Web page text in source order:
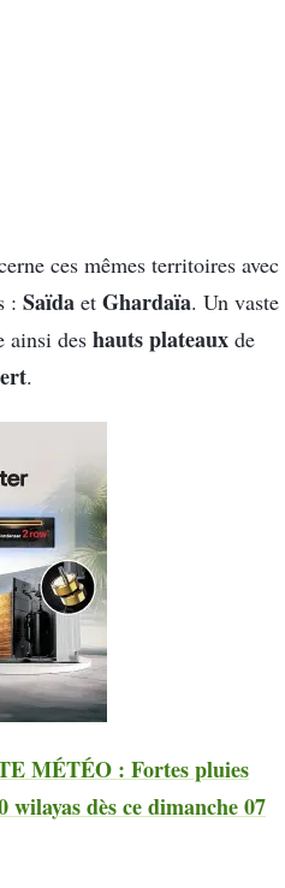
ces mêmes territoires avec
: Saïda et Ghardaïa. Un vaste
ainsi des hauts plateaux de
.
MÉTÉO : Fortes pluies
wilayas dès ce dimanche 07